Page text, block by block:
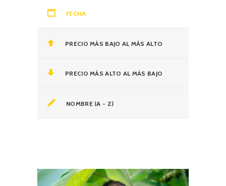
FECHA
PRECIO MÁS BAJO AL MÁS ALTO
PRECIO MÁS ALTO AL MÁS BAJO
NOMBRE (A - Z)